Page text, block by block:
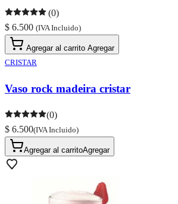
(0)
$ 6.500 (IVA Incluido)
Agregar al carrito Agregar
CRISTAR
Vaso rock madeira cristar
(0)
$ 6.500(IVA Incluido)
Agregar al carritoAgregar